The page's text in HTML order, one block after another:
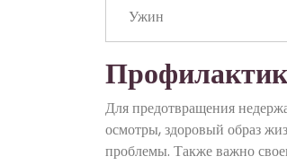
Ужин
Для предотвращения
осмотры, здоровый образ
проблемы. Также важно